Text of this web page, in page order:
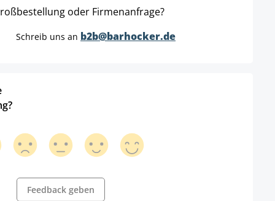
oder Firmenanfrage?
Schreib uns an b2b@barhocker.de
Feedback geben